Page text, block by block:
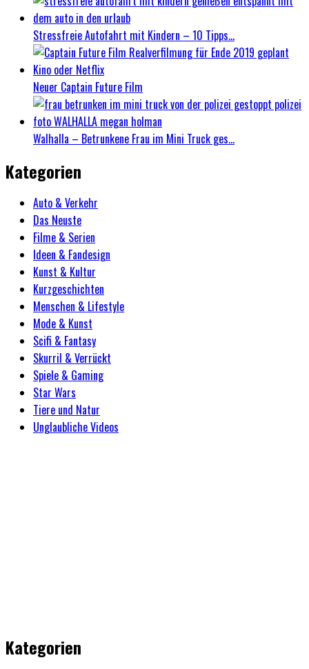
Stressfreie Autofahrt mit Kindern – 10 Tipps...
Neuer Captain Future Film
Walhalla – Betrunkene Frau im Mini Truck ges...
Kategorien
Auto & Verkehr
Das Neuste
Filme & Serien
Ideen & Fandesign
Kunst & Kultur
Kurzgeschichten
Menschen & Lifestyle
Mode & Kunst
Scifi & Fantasy
Skurril & Verrückt
Spiele & Gaming
Star Wars
Tiere und Natur
Unglaubliche Videos
Kategorien